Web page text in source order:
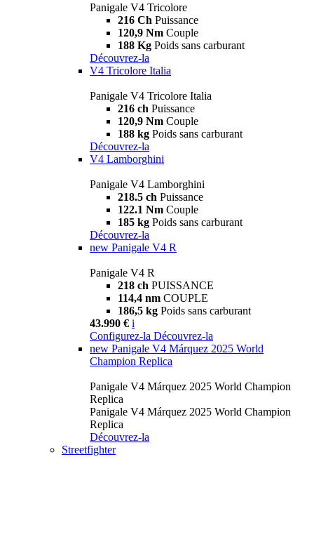
Panigale V4 Tricolore
216 Ch Puissance
120,9 Nm Couple
188 Kg Poids sans carburant
Découvrez-la
V4 Tricolore Italia
Panigale V4 Tricolore Italia
216 ch Puissance
120,9 Nm Couple
188 kg Poids sans carburant
Découvrez-la
V4 Lamborghini
Panigale V4 Lamborghini
218.5 ch Puissance
122.1 Nm Couple
185 kg Poids sans carburant
Découvrez-la
new Panigale V4 R
Panigale V4 R
218 ch PUISSANCE
114,4 nm COUPLE
186,5 kg Poids sans carburant
43.990 € i
Configurez-la Découvrez-la
new Panigale V4 Márquez 2025 World
Champion Replica
Panigale V4 Márquez 2025 World Champion
Replica
Panigale V4 Márquez 2025 World Champion
Replica
Découvrez-la
Streetfighter